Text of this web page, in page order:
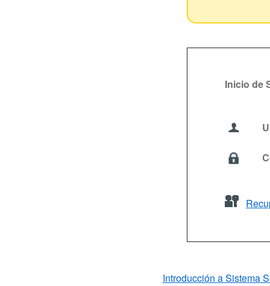
Inicio de
Introducción a Sistema